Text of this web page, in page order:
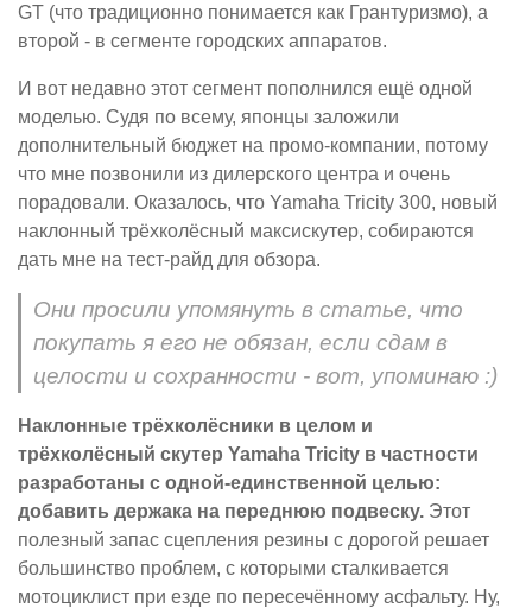
GT (что традиционно понимается как Грантуризмо), а
второй - в сегменте городских аппаратов.
И вот недавно этот сегмент пополнился ещё одной
моделью. Судя по всему, японцы заложили
дополнительный бюджет на промо-компании, потому
что мне позвонили из дилерского центра и очень
порадовали. Оказалось, что Yamaha Tricity 300, новый
наклонный трёхколёсный максискутер, собираются
дать мне на тест-райд для обзора.
Они просили упомянуть в статье, что
покупать я его не обязан, если сдам в
целости и сохранности - вот, упоминаю :)
Наклонные трёхколёсники в целом и
трёхколёсный скутер Yamaha Tricity в частности
разработаны с одной-единственной целью:
добавить держака на переднюю подвеску. Этот
полезный запас сцепления резины с дорогой решает
большинство проблем, с которыми сталкивается
мотоциклист при езде по пересечённому асфальту. Ну,